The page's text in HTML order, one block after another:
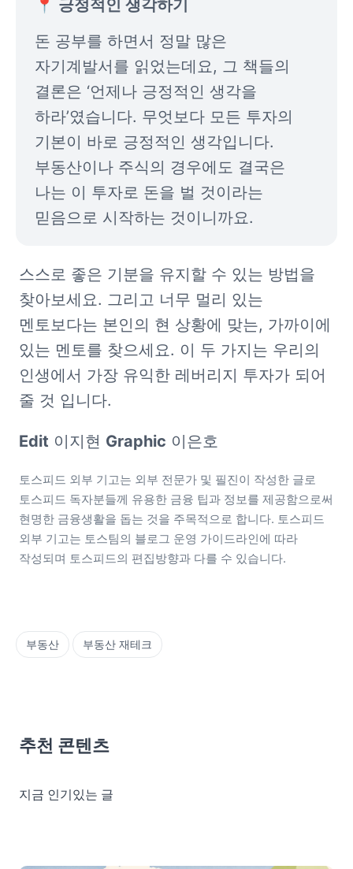
📍 긍정적인 생각하기
돈 공부를 하면서 정말 많은
자기계발서를 읽었는데요, 그 책들의
결론은 ‘언제나 긍정적인 생각을
하라’였습니다. 무엇보다 모든 투자의
기본이 바로 긍정적인 생각입니다.
부동산이나 주식의 경우에도 결국은
나는 이 투자로 돈을 벌 것이라는
믿음으로 시작하는 것이니까요.
스스로 좋은 기분을 유지할 수 있는 방법을
찾아보세요. 그리고 너무 멀리 있는
멘토보다는 본인의 현 상황에 맞는, 가까이에
있는 멘토를 찾으세요. 이 두 가지는 우리의
인생에서 가장 유익한 레버리지 투자가 되어
줄 것 입니다.
Edit 이지현 Graphic 이은호
토스피드 외부 기고는 외부 전문가 및 필진이 작성한 글로
토스피드 독자분들께 유용한 금융 팁과 정보를 제공함으로써
현명한 금융생활을 돕는 것을 주목적으로 합니다. 토스피드
외부 기고는 토스팀의 블로그 운영 가이드라인에 따라
작성되며 토스피드의 편집방향과 다를 수 있습니다.
부동산 부동산 재테크
추천 콘텐츠
지금 인기있는 글